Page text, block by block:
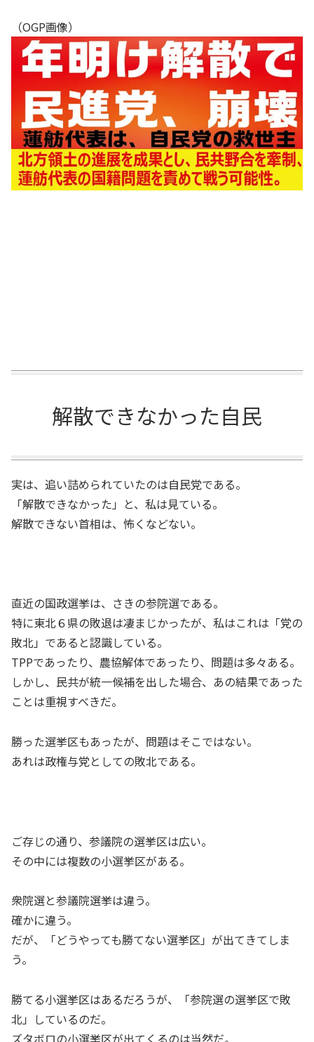
（OGP画像）
解散できなかった自民
実は、追い詰められていたのは自民党である。
「解散できなかった」と、私は見ている。
解散できない首相は、怖くなどない。
直近の国政選挙は、さきの参院選である。
特に東北６県の敗退は凄まじかったが、私はこれは「党の
敗北」であると認識している。
TPPであったり、農協解体であったり、問題は多々ある。
しかし、民共が統一候補を出した場合、あの結果であった
ことは重視すべきだ。
勝った選挙区もあったが、問題はそこではない。
あれは政権与党としての敗北である。
ご存じの通り、参議院の選挙区は広い。
その中には複数の小選挙区がある。
衆院選と参議院選挙は違う。
確かに違う。
だが、「どうやっても勝てない選挙区」が出てきてしま
う。
勝てる小選挙区はあるだろうが、「参院選の選挙区で敗
北」しているのだ。